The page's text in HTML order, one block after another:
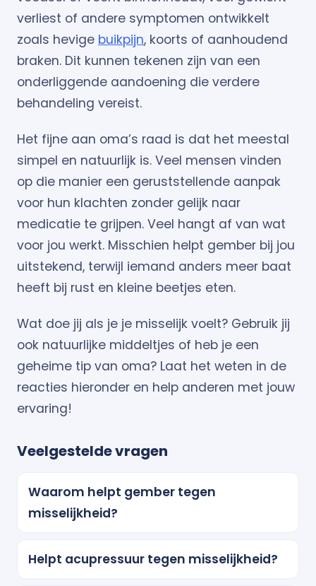
verliest of andere symptomen ontwikkelt
zoals hevige buikpijn, koorts of aanhoudend
braken. Dit kunnen tekenen zijn van een
onderliggende aandoening die verdere
behandeling vereist.
Het fijne aan oma’s raad is dat het meestal
simpel en natuurlijk is. Veel mensen vinden
op die manier een geruststellende aanpak
voor hun klachten zonder gelijk naar
medicatie te grijpen. Veel hangt af van wat
voor jou werkt. Misschien helpt gember bij jou
uitstekend, terwijl iemand anders meer baat
heeft bij rust en kleine beetjes eten.
Wat doe jij als je je misselijk voelt? Gebruik jij
ook natuurlijke middeltjes of heb je een
geheime tip van oma? Laat het weten in de
reacties hieronder en help anderen met jouw
ervaring!
Veelgestelde vragen
Waarom helpt gember tegen
misselijkheid?
Helpt acupressuur tegen misselijkheid?